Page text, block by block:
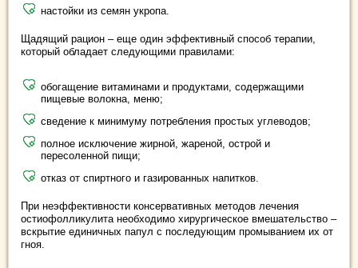
настойки из семян укропа.
Щадящий рацион – еще один эффективный способ терапии,
который обладает следующими правилами:
обогащение витаминами и продуктами, содержащими
пищевые волокна, меню;
сведение к минимуму потребления простых углеводов;
полное исключение жирной, жареной, острой и
пересоленной пищи;
отказ от спиртного и газированных напитков.
При неэффективности консервативных методов лечения
остиофолликулита необходимо хирургическое вмешательство –
вскрытие единичных папул с последующим промыванием их от
гноя.